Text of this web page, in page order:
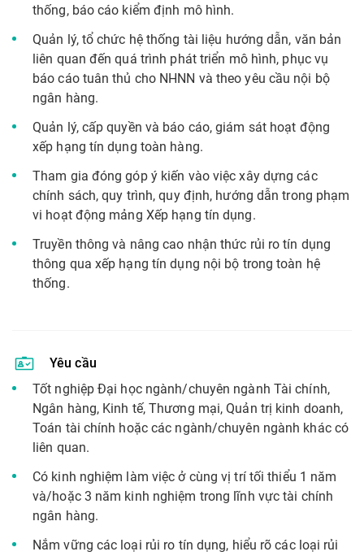
thống, báo cáo kiểm định mô hình.
Quản lý, tổ chức hệ thống tài liệu hướng dẫn, văn bản
liên quan đến quá trình phát triển mô hình, phục vụ
báo cáo tuân thủ cho NHNN và theo yêu cầu nội bộ
ngân hàng.
Quản lý, cấp quyền và báo cáo, giám sát hoạt động
xếp hạng tín dụng toàn hàng.
Tham gia đóng góp ý kiến vào việc xây dựng các
chính sách, quy trình, quy định, hướng dẫn trong phạm
vi hoạt động mảng Xếp hạng tín dụng.
Truyền thông và nâng cao nhận thức rủi ro tín dụng
thông qua xếp hạng tín dụng nội bộ trong toàn hệ
thống.
Yêu cầu
Tốt nghiệp Đại học ngành/chuyên ngành Tài chính,
Ngân hàng, Kinh tế, Thương mại, Quản trị kinh doanh,
Toán tài chính hoặc các ngành/chuyên ngành khác có
liên quan.
Có kinh nghiệm làm việc ở cùng vị trí tối thiểu 1 năm
và/hoặc 3 năm kinh nghiệm trong lĩnh vực tài chính
ngân hàng.
Nắm vững các loại rủi ro tín dụng, hiểu rõ các loại rủi